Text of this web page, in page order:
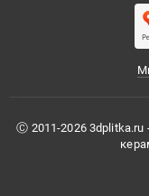
Ⓒ 2011-2026 3dplitka.ru